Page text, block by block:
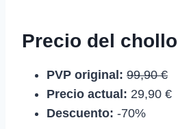
Precio del chollo
PVP original: 99,90 €
Precio actual: 29,90 €
Descuento: -70%